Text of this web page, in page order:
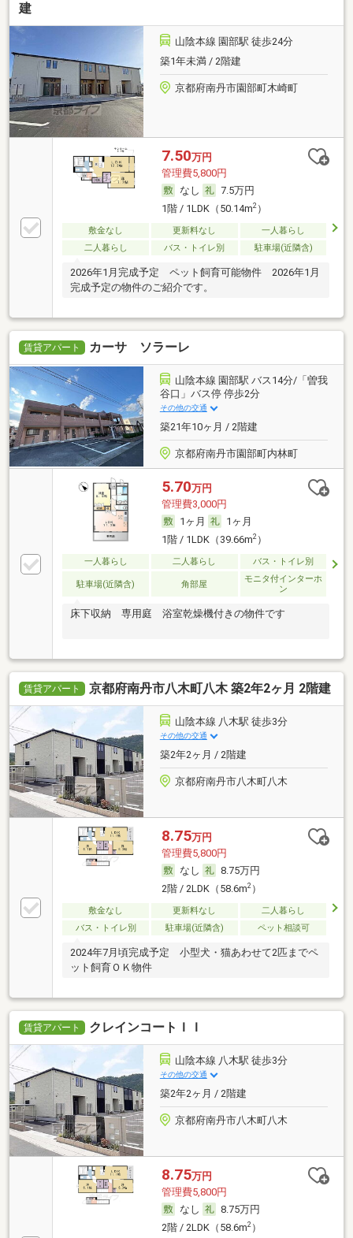
建
山陰本線 園部駅 徒歩24分
築1年未満 / 2階建
京都府南丹市園部町木崎町
7.50万円
管理費5,800円
なし
7.5万円
1階 / 1LDK（50.14m2）
敷金なし 更新料なし
一人暮らし
二人暮らし
バス・トイレ別 駐車場(近隣含)
2026年1月完成予定 ペット飼育可能物件 2026年1月
完成予定の物件のご紹介です。
賃貸アパート カーサ ソラーレ
山陰本線 園部駅 バス14分/「曽我
谷口」バス停 停歩2分
その他の交通
築21年10ヶ月 / 2階建
京都府南丹市園部町内林町
5.70万円
管理費3,000円
1ヶ月
1ヶ月
1階 / 1LDK（39.66m2）
一人暮らし 二人暮らし バス・トイレ別
駐車場(近隣含) 角部屋
モニタ付インターホ
ン
床下収納 専用庭 浴室乾燥機付きの物件です
賃貸アパート 京都府南丹市八木町八木 築2年2ヶ月 2階建
山陰本線 八木駅 徒歩3分
その他の交通
築2年2ヶ月 / 2階建
京都府南丹市八木町八木
8.75万円
管理費5,800円
なし
8.75万円
2階 / 2LDK（58.6m2）
敷金なし 更新料なし
二人暮らし
バス・トイレ別
駐車場(近隣含) ペット相談可
2024年7月頃完成予定 小型犬・猫あわせて2匹までペ
ット飼育ＯＫ物件
賃貸アパート クレインコートＩＩ
山陰本線 八木駅 徒歩3分
その他の交通
築2年2ヶ月 / 2階建
京都府南丹市八木町八木
8.75万円
管理費5,800円
なし
8.75万円
2階 / 2LDK（58.6m2）